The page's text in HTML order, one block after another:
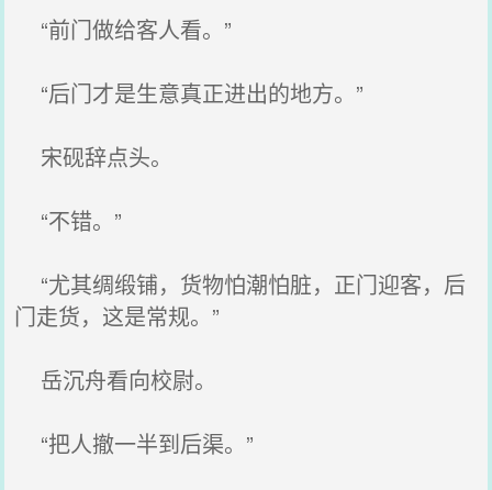
“前门做给客人看。”
“后门才是生意真正进出的地方。”
宋砚辞点头。
“不错。”
“尤其绸缎铺，货物怕潮怕脏，正门迎客，后
门走货，这是常规。”
岳沉舟看向校尉。
“把人撤一半到后渠。”